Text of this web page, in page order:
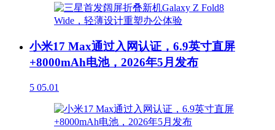
小米17 Max通过入网认证，6.9英寸直屏
+8000mAh电池，2026年5月发布
5 05.01